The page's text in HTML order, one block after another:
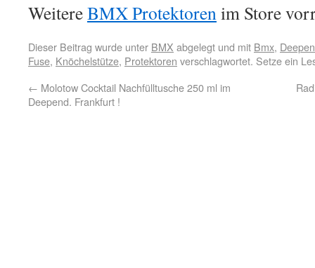
WeitereBMX Protektorenim Store
Dieser Beitrag wurde unter BMX abgelegt und mit Bmx,
Fuse, Knöchelstütze, Protektoren verschlagwortet. Setze ein
← Molotow Cocktail Nachfülltusche 250 ml im
Deepend. Frankfurt !